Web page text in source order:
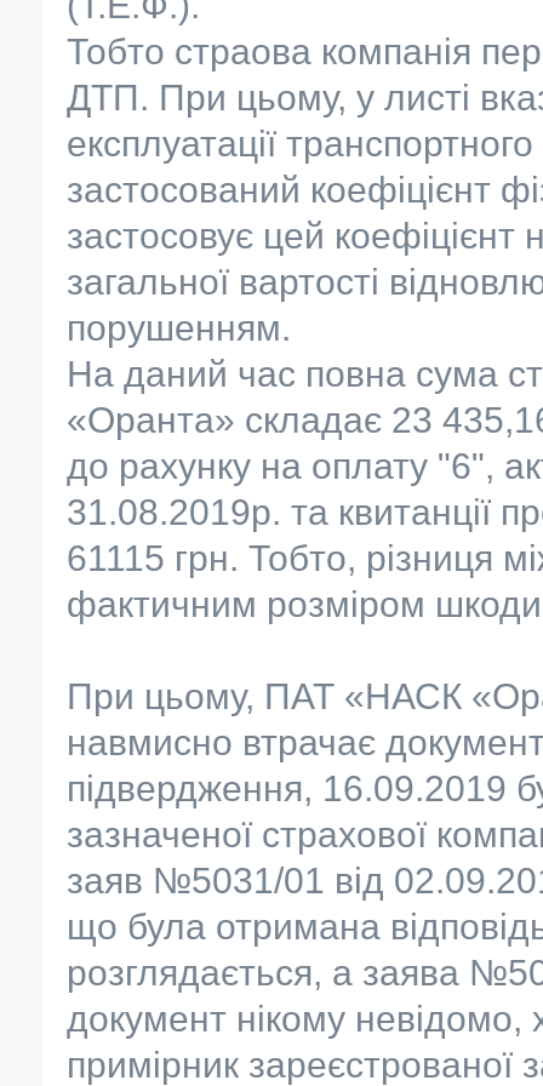
Тобто страова компанія
ДТП. При цьому, у листі
експлуатації
застосований коефіцієнт
застосовує цей коефіцієнт
загальної вартості
порушенням.
На даний час повна сума
«Оранта» складає 23 435,16
до рахунку на оплату "6",
31.08.2019р. та квитанції
61115 грн. Тобто, різниця
фактичним розміром
При цьому, ПАТ «НАСК
навмисно втрачає
підвердження, 16.09.2019
зазначеної страхової
заяв №5031/01 від
що була отримана
розглядається, а заява
документ нікому
примірник зареєстрованої